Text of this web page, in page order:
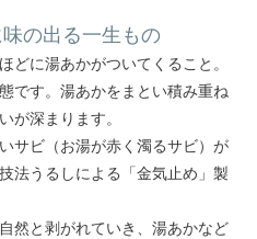
の出る一生もの
どに湯あかがついてくること。
です。湯あかをまとい積み重ね
が深まります。
サビ（お湯が赤く濁るサビ）が
法うるしによる「金気止め」製
然と剥がれていき、湯あかなど